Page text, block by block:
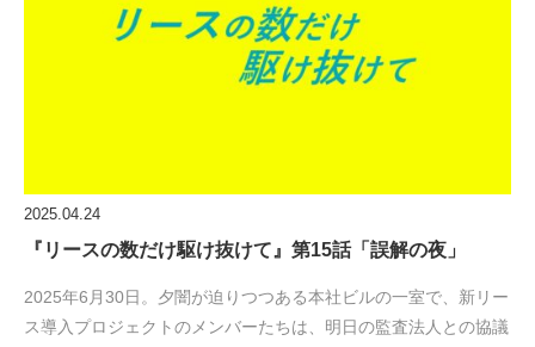
2025.04.24
『リースの数だけ駆け抜けて』第15話「誤解の夜」
2025年6月30日。夕闇が迫りつつある本社ビルの一室で、新リー
ス導入プロジェクトのメンバーたちは、明日の監査法人との協議